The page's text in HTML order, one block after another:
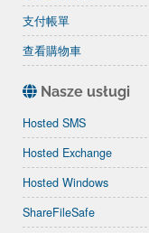
支付帳單
查看購物車
Nasze usługi
Hosted SMS
Hosted Exchange
Hosted Windows
ShareFileSafe